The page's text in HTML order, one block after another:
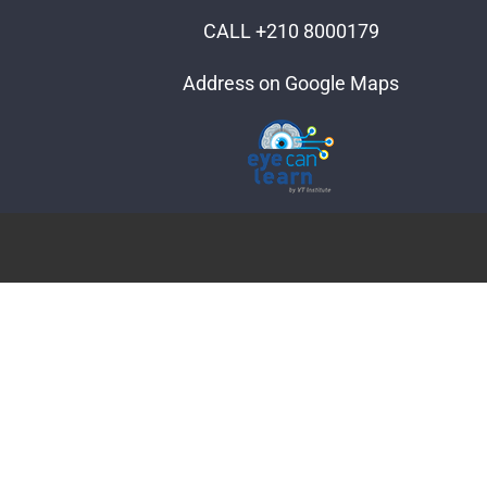
CALL +210 8000179
Address on Google Maps